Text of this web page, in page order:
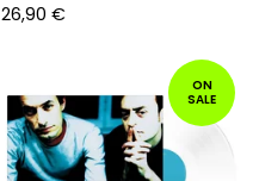
26,90 €
ON
SALE